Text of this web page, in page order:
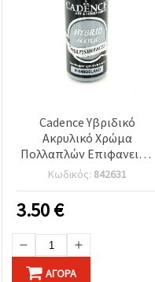
Cadence Υβριδικό
Ακρυλικό Χρώμα
Πολλαπλών Επιφανειών
– Γκρι Delano (H-040), 120
ml | Πολυχρηστικό
Χρώμα Χειροτεχνίας για
Ξύλο, Γυαλί, Μέταλλο,
Κεραμικά, Καμβά
Κωδικός: 842631
3.50€
ΑΓΟΡΆ